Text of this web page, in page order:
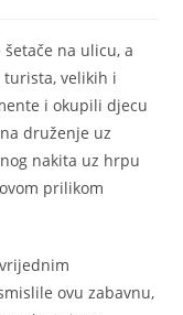
na ulicu, a
velikih i
i okupili djecu
druženje uz
nakita uz hrpu
prilikom
ovu zabavnu,